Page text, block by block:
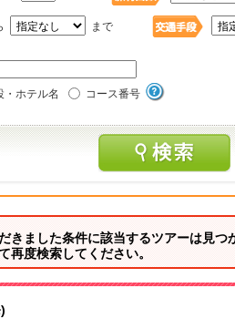
まで
・ホテル名 コース番号
きました条件に該当するツアーは見つ
再度検索してください。